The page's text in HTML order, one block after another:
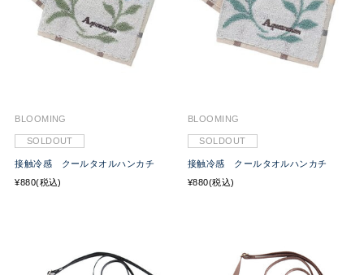
BLOOMING
SOLDOUT
接触冷感 クールタオルハンカチ
¥880(税込)
BLOOMING
SOLDOUT
接触冷感 クールタオルハンカチ
¥880(税込)